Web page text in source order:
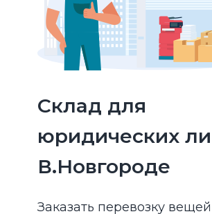
Склад для
юридических
В.Новгороде
Заказать перевозку вещей